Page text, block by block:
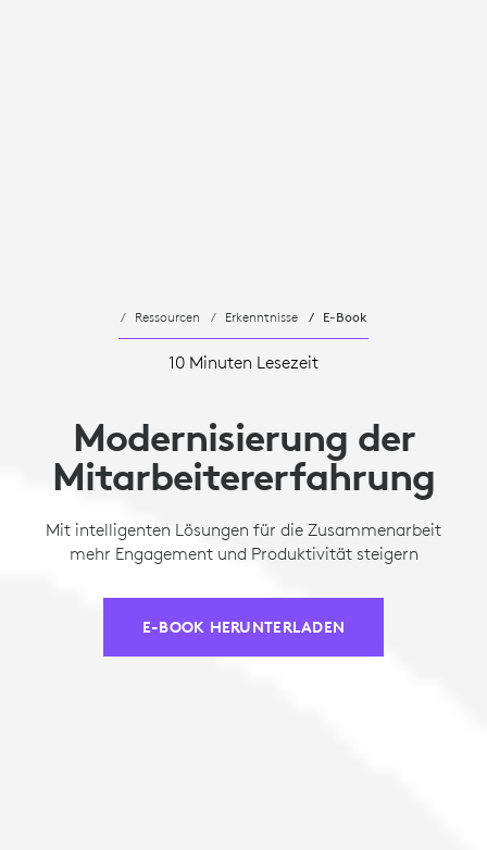
Ressourcen Erkenntnisse E-Book
10 Minuten Lesezeit
Modernisierung der
Mitarbeitererfahrung
Mit intelligenten Lösungen für die Zusammenarbeit
mehr Engagement und Produktivität steigern
E-BOOK HERUNTERLADEN